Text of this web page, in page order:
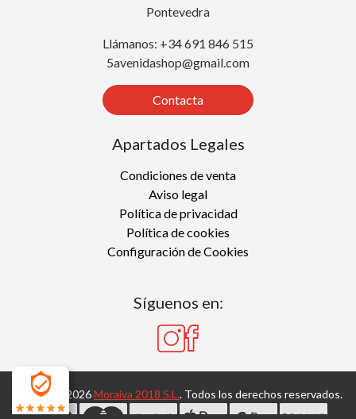
Pontevedra
Llámanos: +34 691 846 515
5avenidashop@gmail.com
Contacta
Apartados Legales
Condiciones de venta
Aviso legal
Política de privacidad
Política de cookies
Configuración de Cookies
Síguenos en:
Copyright 2026Moraiva 2018 S.L.. Todos los derechos reservados.